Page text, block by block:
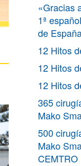
«Gracias
1ª
de
12 Hitos
12 Hitos
12 Hitos
365
Mako
500
Mako
CEMTRO